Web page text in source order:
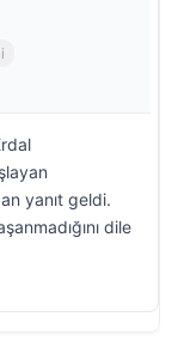
yanıt geldi.
dile